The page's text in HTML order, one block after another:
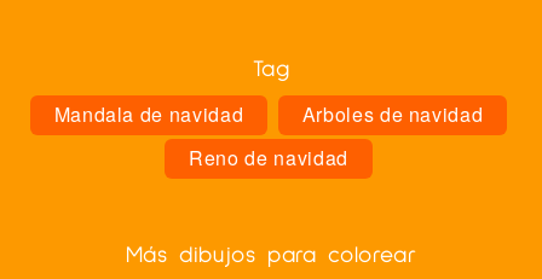
Tag
Mandala de navidad
Arboles de navidad
Reno de navidad
Más dibujos para colorear